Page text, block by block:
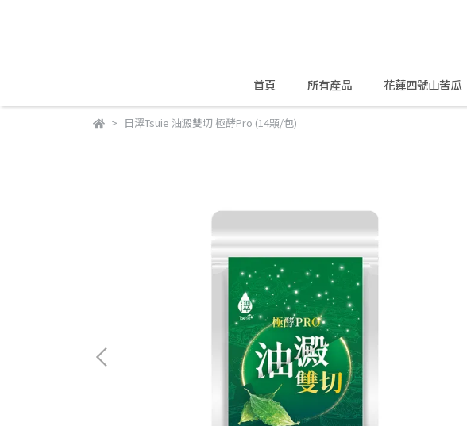
首頁 所有產品 花蓮四號山苦瓜
日濢Tsuie 油澱雙切 極酵Pro (14顆/包)